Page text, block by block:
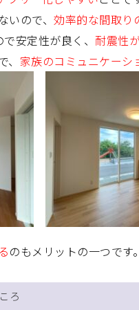
ので、 効率的な間取り
安定性が良く、 耐震性
家族のコミュニケーシ
のもメリットの一つです。
ろ